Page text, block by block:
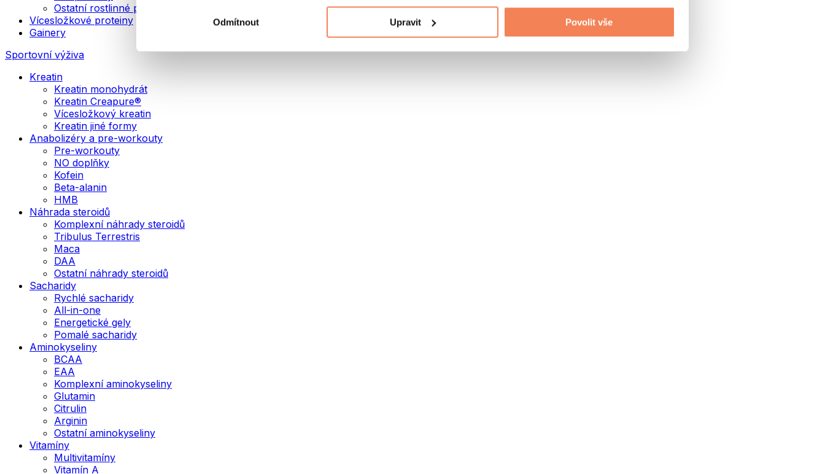
Odmítnout Upravit Povolit vše
Ostatní rostlinné proteiny
Vícesložkové proteiny
Gainery
Sportovní výživa
Kreatin
Kreatin monohydrát
Kreatin Creapure®
Vícesložkový kreatin
Kreatin jiné formy
Anabolizéry a pre-workouty
Pre-workouty
NO doplňky
Kofein
Beta-alanin
HMB
Náhrada steroidů
Komplexní náhrady steroidů
Tribulus Terrestris
Maca
DAA
Ostatní náhrady steroidů
Sacharidy
Rychlé sacharidy
All-in-one
Energetické gely
Pomalé sacharidy
Aminokyseliny
BCAA
EAA
Komplexní aminokyseliny
Glutamin
Citrulin
Arginin
Ostatní aminokyseliny
Vitamíny
Multivitamíny
Vitamín A